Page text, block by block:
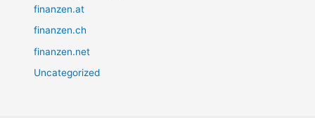
finanzen.at
finanzen.ch
finanzen.net
Uncategorized